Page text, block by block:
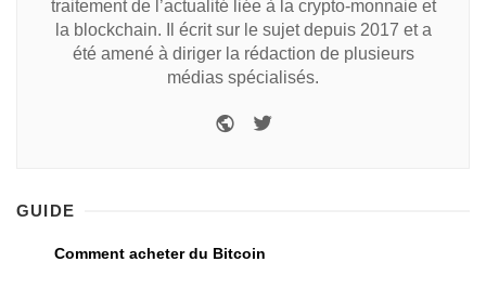
traitement de l’actualité liée à la crypto-monnaie et
la blockchain. Il écrit sur le sujet depuis 2017 et a
été amené à diriger la rédaction de plusieurs
médias spécialisés.
GUIDE
Comment acheter du Bitcoin